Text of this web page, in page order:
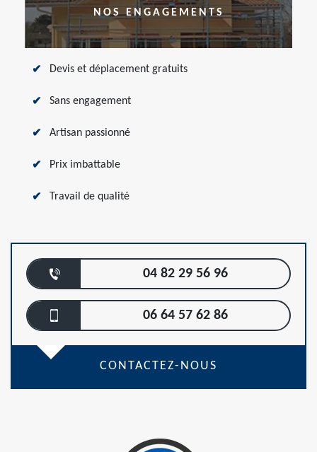
NOS ENGAGEMENTS
Devis et déplacement gratuits
Sans engagement
Artisan passionné
Prix imbattable
Travail de qualité
04 82 29 56 96
06 64 57 62 86
CONTACTEZ-NOUS